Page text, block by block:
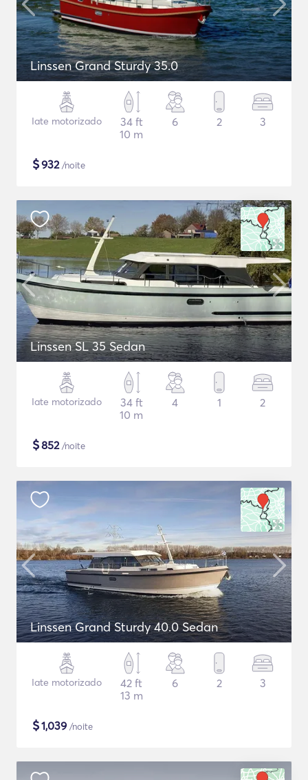
Linssen Grand Sturdy 35.0
Iate motorizado
34 ft
10 m
6 2 3
$932/noite
Linssen SL 35 Sedan
Iate motorizado
34 ft
10 m
4 1 2
$852/noite
Linssen Grand Sturdy 40.0 Sedan
Iate motorizado
42 ft
13 m
6 2 3
$1,039 /noite